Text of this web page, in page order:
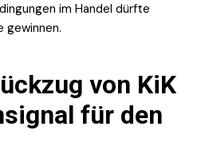
im Handel dürfte
gewinnen.
von KiK
für den